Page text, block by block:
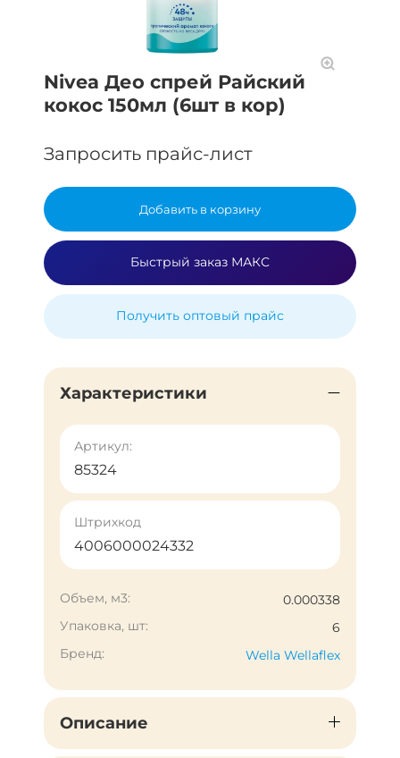
Nivea Део спрей Райский
кокос 150мл (6шт в кор)
Запросить прайс-лист
Добавить в корзину
Быстрый заказ МАКС
Получить оптовый прайс
Характеристики
Артикул:
85324
Штрихкод
4006000024332
Объем, м3:
0.000338
Упаковка, шт:
6
Бренд:
Wella Wellaflex
Описание